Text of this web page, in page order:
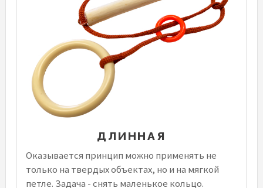
ДЛИННАЯ
Оказывается принцип можно применять не
только на твердых объектах, но и на мягкой
петле. Задача - снять маленькое кольцо.